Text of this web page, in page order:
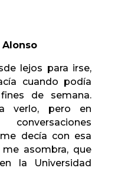
Alonso
lejos para irse,
cuando podía
de semana.
verlo, pero en
decía con esa
asombra, que
la Universidad